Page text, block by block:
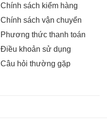
Chính sách kiểm hàng
Chính sách vận chuyển
Phương thức thanh toán
Điều khoản sử dụng
Câu hỏi thường gặp